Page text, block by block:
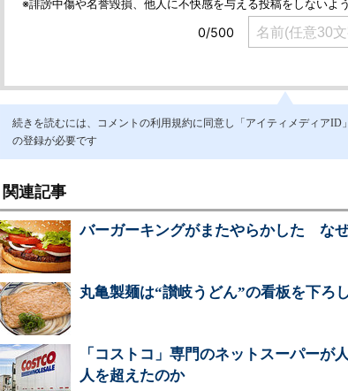
続きを読むには、コメントの利用規約に同意し「アイティメディアID
の登録が必要です
関連記事
バーガーキングがまたやらかした な
丸亀製麺は“讃岐うどん”の看板を下ろ
「コストコ」専門のネットスーパー
人を超えたのか